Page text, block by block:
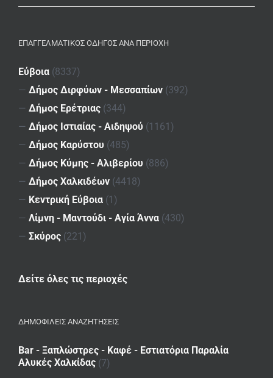
ΕΠΑΓΓΕΛΜΑΤΙΚΌΣ ΟΔΗΓΌΣ ΑΝΆ ΠΕΡΙΟΧΉ
Εύβοια (8337)
— Δήμος Διρφύων - Μεσσαπίων (392)
— Δήμος Ερέτριας (344)
— Δήμος Ιστιαίας - Αιδηψού (1161)
— Δήμος Καρύστου (485)
— Δήμος Κύμης - Αλιβερίου (886)
— Δήμος Χαλκιδέων (4418)
— Κεντρική Εύβοια (1)
— Λίμνη - Μαντούδι - Αγία Άννα (430)
— Σκύρος (221)
Δείτε όλες τις περιοχές
ΔΗΜΟΦΙΛΕΙΣ ΑΝΑΖΗΤΗΣΕΙΣ
Bar - Ξαπλώστρες - Καφέ - Εστιατόρια Παραλία
Αλυκές Χαλκίδας (7)